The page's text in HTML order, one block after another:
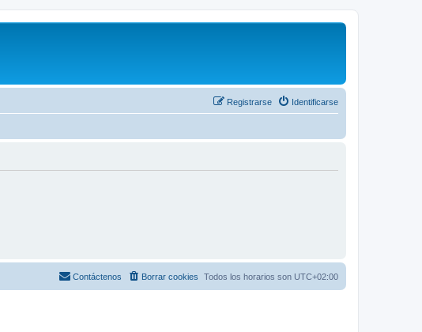
Identificarse
Registrarse
Todos los horarios son UTC+02:00
Borrar cookies
Contáctenos